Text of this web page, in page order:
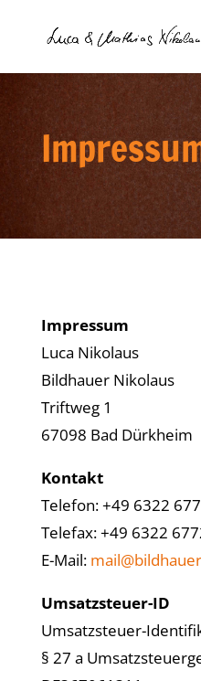
Impressum
Luca Nikolaus
Bildhauer Nikolaus
Triftweg 1
67098 Bad Dürkheim
Kontakt
Telefon: +49 6322
Telefax: +49 6322
E-Mail:
Umsatzsteuer-ID
Umsatzsteuer-
§ 27 a